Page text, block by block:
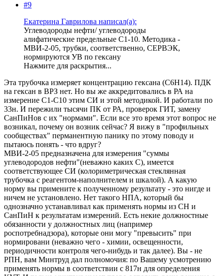
#9
Екатерина Гаврилова написал(а):
Углеводороды нефти/ углеводороды
алифатические предельные С1-10. Методика -
МВИ-2-05, трубки, соответственно, СЕРВЭК,
нормируются УВ по гексану
Нажмите для раскрытия...
Эта трубочка измеряет концентрацию гексана (С6H14). ПДК
на гексан в ВРЗ нет. Но вы же аккредитовались в РА на
измерение С1-С10 этим СИ и этой методикой. И работали по
33н. И пережили тысячи ПК от РА, проверок ГИТ, замену
СанПиНов с их "нормами". Если все это время этот вопрос не
возникал, почему он возник сейчас? Я вижу в "профильных
сообществах" перманентную панику по этому поводу и
пытаюсь понять - что вдруг?
МВИ-2-05 предназначена для измерения "суммы
углеводородов нефти"(неважно каких С), имеется
соответствующее СИ (колориметрическая стеклянная
трубочка с реагентом-наполнителем и шкалой). А какую
норму вы примените к полученному результату - это нигде и
ничем не установлено. Нет такого НПА, который бы
однозначно устанавливал как применять нормы из СН и
СанПиН к результатам измерений. Есть некие должностные
обязанности у должностных лиц (например
роспотребнадзора), которые они могу "превысить" при
нормировани (неважно чего - химии, освещенности,
периодичности контроля чего-нибудь и так далее). Вы - не
РПН, вам Минтруд дал полномочия: по Вашему усмотрению
применять нормы в соответствии с 817н для определения